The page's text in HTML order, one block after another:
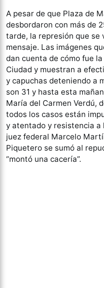
A pesar de que Plaza de
desbordaron con más de
tarde, la represión que se
mensaje. Las imágenes
dan cuenta de cómo fue
Ciudad y muestran a
y capuchas deteniendo a
son 31 y hasta esta
María del Carmen Verdú,
todos los casos están
y atentado y resistencia a
juez federal Marcelo
Piquetero se sumó al
“montó una cacería”.